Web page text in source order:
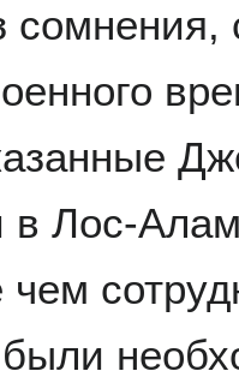
в Лос-
чем